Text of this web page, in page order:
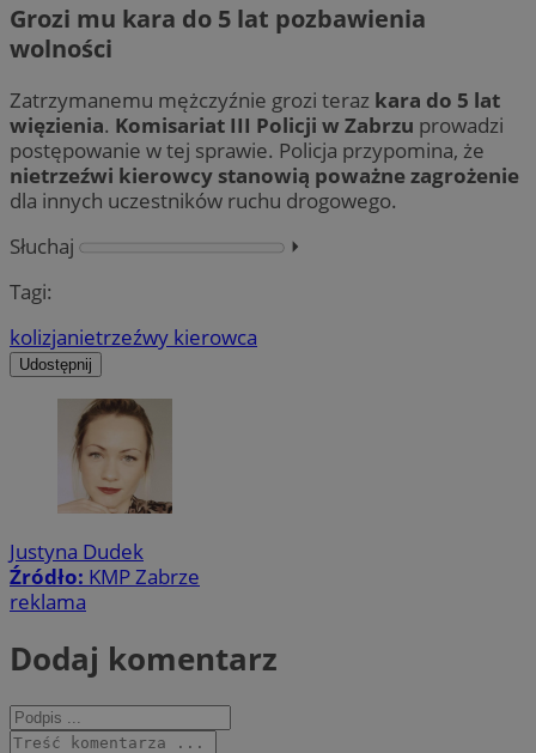
Grozi mu kara do 5 lat pozbawienia
wolności
Zatrzymanemu mężczyźnie grozi teraz kara do 5 lat
więzienia. Komisariat III Policji w Zabrzu prowadzi
postępowanie w tej sprawie. Policja przypomina, że
nietrzeźwi kierowcy stanowią poważne zagrożenie
dla innych uczestników ruchu drogowego.
Słuchaj
⏵︎
Tagi:
kolizjanietrzeźwy kierowca
Udostępnij
Justyna Dudek
Źródło: KMP Zabrze
reklama
Dodaj komentarz